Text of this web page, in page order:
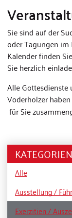
Sie sind auf der
oder Tagungen im
Kalender finden
Sie herzlich
Alle
Voderholzer
für Sie
KATEGORIEN
Alle
Ausstellung /
Exerzitien /